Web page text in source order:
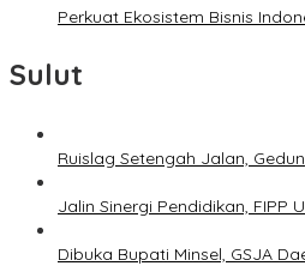
Perkuat Ekosistem Bisnis
Sulut
Ruislag Setengah Jalan,
Jalin Sinergi Pendidikan, FIPP
Dibuka Bupati Minsel, GSJA